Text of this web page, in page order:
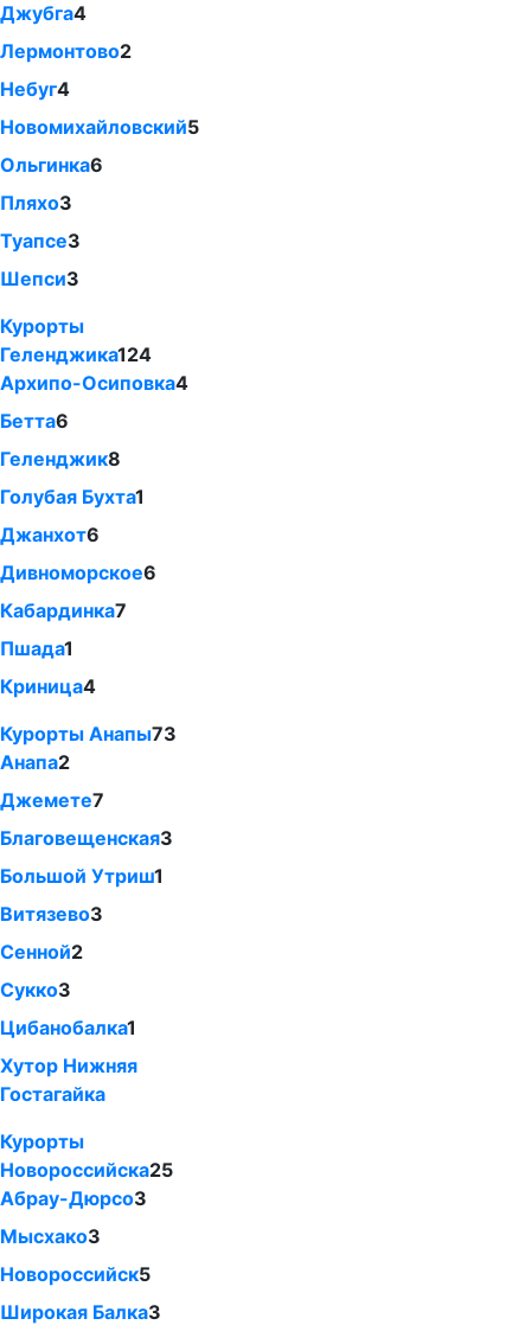
Джубга4
Лермонтово2
Небуг4
Новомихайловский5
Ольгинка6
Пляхо3
Туапсе3
Шепси3
Курорты
Геленджика124
Архипо-Осиповка4
Бетта6
Геленджик8
Голубая Бухта1
Джанхот6
Дивноморское6
Кабардинка7
Пшада1
Криница4
Курорты Анапы73
Анапа2
Джемете7
Благовещенская3
Большой Утриш1
Витязево3
Сенной2
Сукко3
Цибанобалка1
Хутор Нижняя
Гостагайка
Курорты
Новороссийска25
Абрау-Дюрсо3
Мысхако3
Новороссийск5
Широкая Балка3